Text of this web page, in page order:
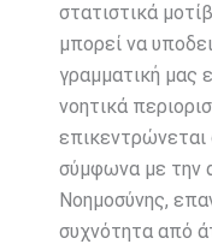
στατιστικά
μπορεί να
γραμματική μας
νοητικά
επικεντρώνεται
σύμφωνα με την
Νοημοσύνης,
συχνότητα από